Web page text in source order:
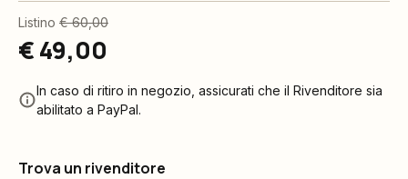
Listino € 60,00
€ 49,00
In caso di ritiro in negozio, assicurati che il Rivenditore sia
abilitato a PayPal.
Trova un rivenditore